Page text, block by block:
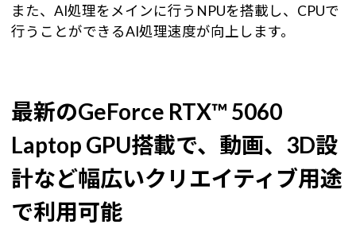
また、AI処理をメインに行うNPUを搭載し、CPUで
行うことができるAI処理速度が向上します。
最新のGeForce RTX™ 5060
Laptop GPU搭載で、動画、3D設
計など幅広いクリエイティブ用途
で利用可能